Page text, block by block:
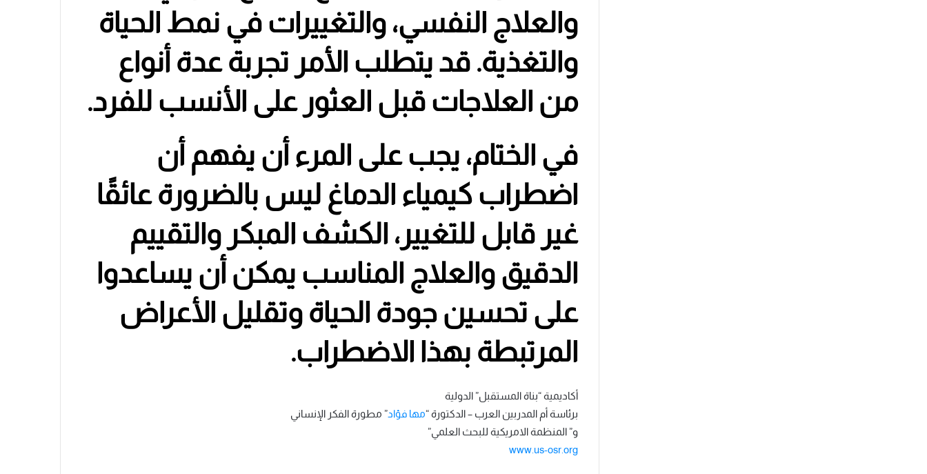
والعلاج النفسي، والتغييرات في نمط الحياة
والتغذية. قد يتطلب الأمر تجربة عدة أنواع
من العلاجات قبل العثور على الأنسب للفرد.
في الختام، يجب على المرء أن يفهم أن
اضطراب كيمياء الدماغ ليس بالضرورة عائقًا
غير قابل للتغيير، الكشف المبكر والتقييم
الدقيق والعلاج المناسب يمكن أن يساعدوا
على تحسين جودة الحياة وتقليل الأعراض
المرتبطة بهذا الاضطراب.
أكاديمية “بناة المستقبل” الدولية
برئاسة أم المدربين العرب – الدكتورة “مها فؤاد” مطورة الفكر الإنساني
و” المنظمة الامريكية للبحث العلمي”
www.us-osr.org